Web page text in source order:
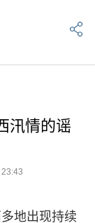
汛情的谣
地出现持续